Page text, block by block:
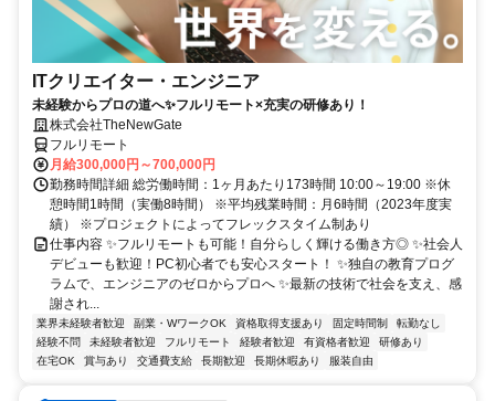
ITクリエイター・エンジニア
未経験からプロの道へ✨フルリモート×充実の研修あり！
株式会社TheNewGate
フルリモート
月給300,000円～700,000円
勤務時間詳細 総労働時間：1ヶ月あたり173時間 10:00～19:00 ※休
憩時間1時間（実働8時間） ※平均残業時間：月6時間（2023年度実
績） ※プロジェクトによってフレックスタイム制あり
仕事内容 ✨フルリモートも可能！自分らしく輝ける働き方◎ ✨社会人
デビューも歓迎！PC初心者でも安心スタート！ ✨独自の教育プログ
ラムで、エンジニアのゼロからプロへ ✨最新の技術で社会を支え、感
謝され...
業界未経験者歓迎 副業・WワークOK 資格取得支援あり 固定時間制
転勤なし
経験不問
未経験者歓迎 フルリモート 経験者歓迎 有資格者歓迎
研修あり
在宅OK
賞与あり 交通費支給 長期歓迎 長期休暇あり 服装自由